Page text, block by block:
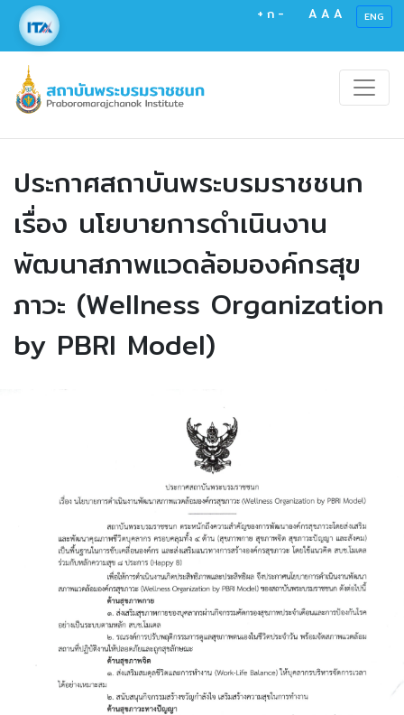
+ ก - A A A ENG
ประกาศสถาบันพระบรมราชชนก
เรื่อง นโยบายการดำเนินงาน
พัฒนาสภาพแวดล้อมองค์กรสุข
ภาวะ (Wellness Organization
by PBRI Model)